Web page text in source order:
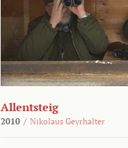
Allentsteig
2010 / Nikolaus Geyrhalter